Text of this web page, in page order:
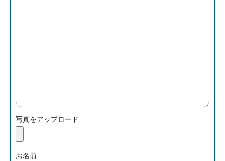
写真をアップロード
お名前